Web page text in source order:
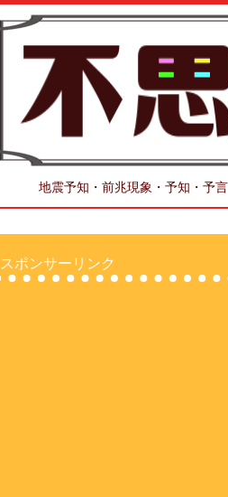
地震予知・前兆現象・予知・予
スポンサーリンク